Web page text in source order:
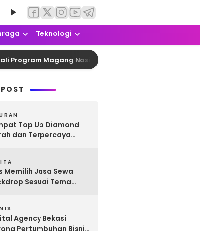
Teknologi
Magang Nasional Angkatan 2 2026 dengan
Top Up Diamond
dan Terpercaya
Memilih Jasa Sewa
Sesuai Tema
Agency Bekasi
Pertumbuhan Bisnis